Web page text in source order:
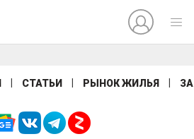
СТАТЬИ РЫНОК ЖИЛЬЯ